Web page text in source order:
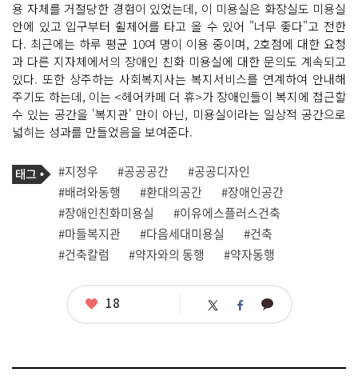
용 자체를 거절당한 경험이 있었는데, 이 미용실은 화장실도 미용실
안에 있고 입구부터 휠체어를 타고 올 수 있어 "너무 좋다"고 전한
다. 최근에는 하루 평균 10여 명이 이용 중이며, 2호점에 대한 요청
과 다른 지자체에서의 장애인 친화 미용실에 대한 문의도 계속되고
있다. 또한 상주하는 사회복지사는 복지서비스를 연계하여 안내해
주기도 하는데, 이는 <헤어카페 더 휴>가 장애인들이 복지에 접근할
수 있는 공간을 '복지관' 만이 아닌, 미용실이라는 일상적 공간으로
넓히는 성과를 만들었음을 보여준다.
사
관
련
태
그
태
그
#지정우 #공공공간
#공공디자인
#배려와동행
#환대의공간
#장애인공간
#장애인친화미용실
#이유에스플러스건축
#마들복지관
#다음세대미용실
#건축
#건축칼럼
#약자와의 동행 #약자동행
좋
18 트 페 카